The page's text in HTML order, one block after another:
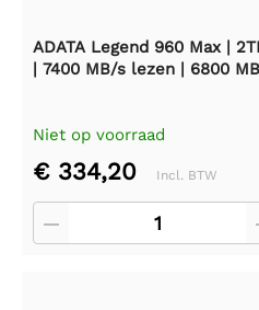
ADATA Legend 960 Max |
| 7400 MB/s lezen | 6800
Niet op voorraad
€ 334,20 Incl. BTW